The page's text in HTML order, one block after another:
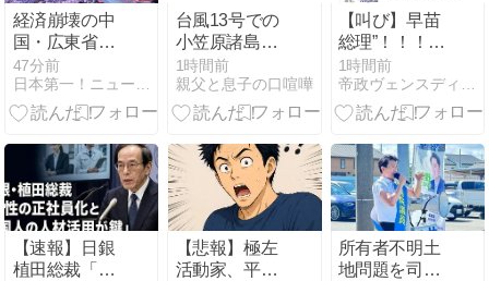
これを買う奴
の名簿が高く
売れるだろ」
経済崩壊の中
国・広東省の
工場にて経営
者が従業員に
半年以上給料
句高飛び。工
場は空っぽに
47分前
台風13号での
小笠原諸島、
母島の被害状
況2026 ミッチ
ーの母島観光
1時間前
親父と息子の口喧嘩
【叫び】早苗
総理”！！！！
がんばれニッ
ポン！
1時間前
【速報】日銀
植田総裁「今
【悲報】極左
活動家、平和
所有者不明土
地問題を司法